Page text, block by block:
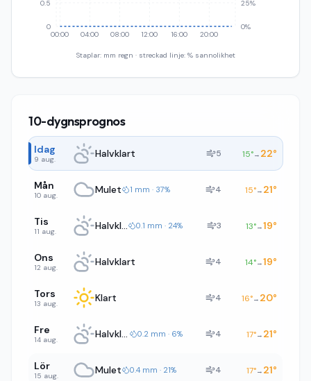
00:00 04:00 08:00 12:00 16:00 20:00
0
0.5
0%
25%
Staplar: mm regn · streckad linje: % sannolikhet
10-dygnsprognos
Idag
9 aug. Halvklart 5 15°→ 22°
Mån
10 aug. Mulet 1 mm · 37% 4 15°→ 21°
Tis
11 aug. Halvklart 0.1 mm · 24% 3 13°→19°
Ons
12 aug. Halvklart 4 14°→19°
Tors
13 aug. Klart 4 16°→ 20°
Fre
14 aug. Halvklart 0.2 mm · 6% 4 17°→ 21°
Lör
15 aug. Mulet 0.4 mm · 21% 4 17°→ 21°